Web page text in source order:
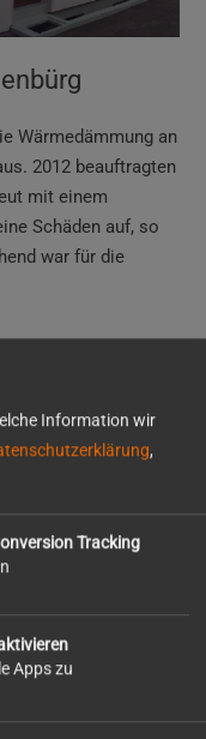
Wärmedämmungan
2012 beauftragten
mit einem
Schäden auf, so
war für die
Dachdecker- und
Information wir
,
Tracking
Apps zu